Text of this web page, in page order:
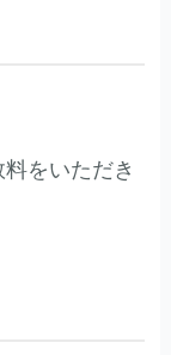
をいただき